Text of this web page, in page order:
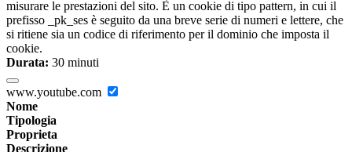
misurare le prestazioni del sito. È un cookie di tipo pattern, in cui il
prefisso _pk_ses è seguito da una breve serie di numeri e lettere, che
si ritiene sia un codice di riferimento per il dominio che imposta il
cookie.
Durata: 30 minuti
www.youtube.com
Nome
Tipologia
Proprieta
Descrizione